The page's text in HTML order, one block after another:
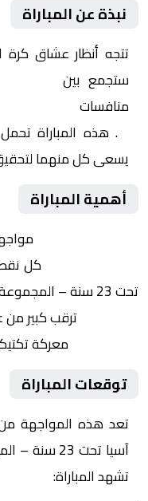
نبذة عن المباراة
تتجه أنظار عشاق كرة
ستجمع بين
منافسات
. هذه المباراة
يسعى كل منهما
أهمية المباراة
كل
تحت 23 سنة – المجموعة ب
ترقب كبير
معركة
توقعات المباراة
تعد هذه المواجهة
آسيا تحت
تشهد المباراة: